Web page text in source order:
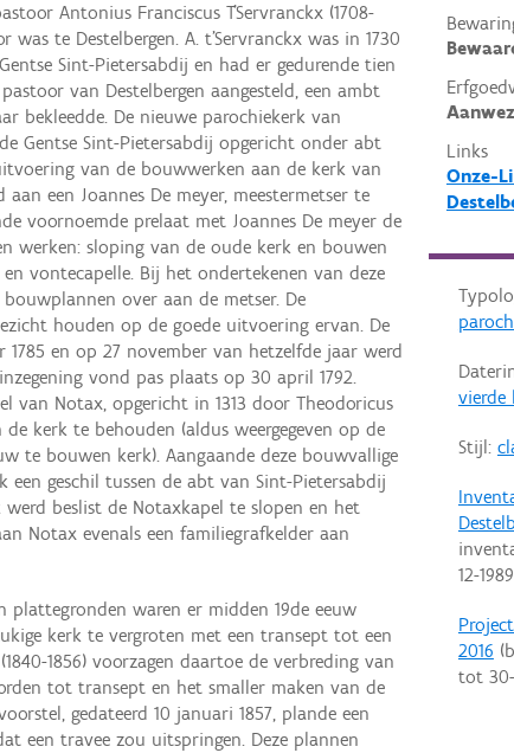
Links
Onze-
vierde
Stijl:
12-1989
2016
tot
Antonius Franciscus T'Servranckx (1708-
was te Destelbergen. A. t'Servranckx was in 1730
Sint-Pietersabdij en had er gedurende tien
van Destelbergen aangesteld, een ambt
bekleedde. De nieuwe parochiekerk van
Gentse Sint-Pietersabdij opgericht onder abt
van de bouwwerken aan de kerk van
een Joannes De meyer, meestermetser te
voornoemde prelaat met Joannes De meyer de
werken: sloping van de oude kerk en bouwen
vontecapelle. Bij het ondertekenen van deze
over aan de metser. De
houden op de goede uitvoering ervan. De
en op 27 november van hetzelfde jaar werd
vond pas plaats op 30 april 1792.
van Notax, opgericht in 1313 door Theodoricus
kerk te behouden (aldus weergegeven op de
te bouwen kerk). Aangaande deze bouwvallige
een geschil tussen de abt van Sint-Pietersabdij
beslist de Notaxkapel te slopen en het
Notax evenals een familiegrafkelder aan
plattegronden waren er midden 19de eeuw
kerk te vergroten met een transept tot een
1856) voorzagen daartoe de verbreding van
tot transept en het smaller maken van de
gedateerd 10 januari 1857, plande een
een travee zou uitspringen. Deze plannen